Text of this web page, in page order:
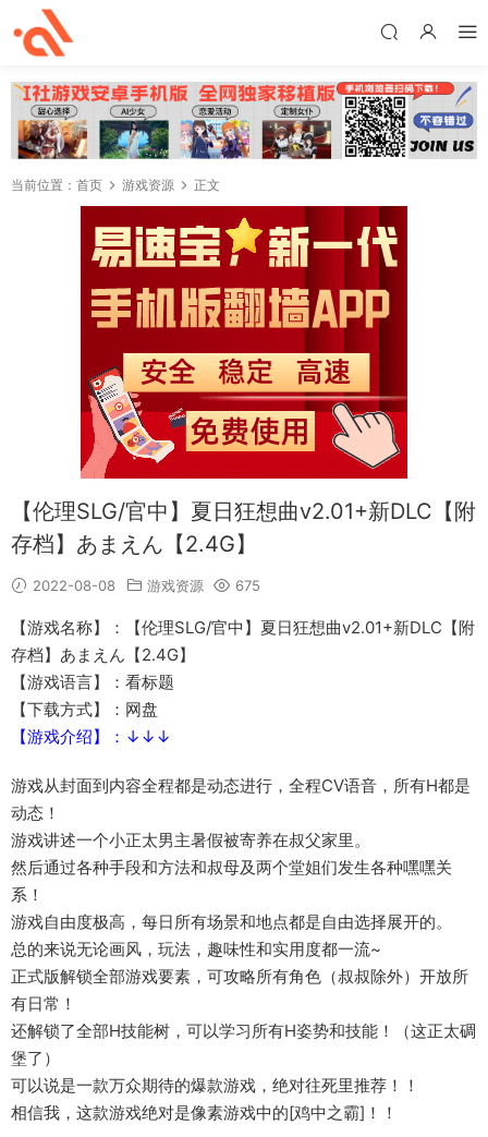
当前位置： 首页 游戏资源 正文
【伦理SLG/官中】夏日狂想曲v2.01+新DLC【附
存档】あまえん【2.4G】
2022-08-08 游戏资源 675
【游戏名称】：【伦理SLG/官中】夏日狂想曲v2.01+新DLC【附
存档】あまえん【2.4G】
【游戏语言】：看标题
【下载方式】：网盘
【游戏介绍】：↓↓↓
游戏从封面到内容全程都是动态进行，全程CV语音，所有H都是
动态！
游戏讲述一个小正太男主暑假被寄养在叔父家里。
然后通过各种手段和方法和叔母及两个堂姐们发生各种嘿嘿关
系！
游戏自由度极高，每日所有场景和地点都是自由选择展开的。
总的来说无论画风，玩法，趣味性和实用度都一流~
正式版解锁全部游戏要素，可攻略所有角色（叔叔除外）开放所
有日常！
还解锁了全部H技能树，可以学习所有H姿势和技能！（这正太碉
堡了）
可以说是一款万众期待的爆款游戏，绝对往死里推荐！！
相信我，这款游戏绝对是像素游戏中的[鸡中之霸]！！